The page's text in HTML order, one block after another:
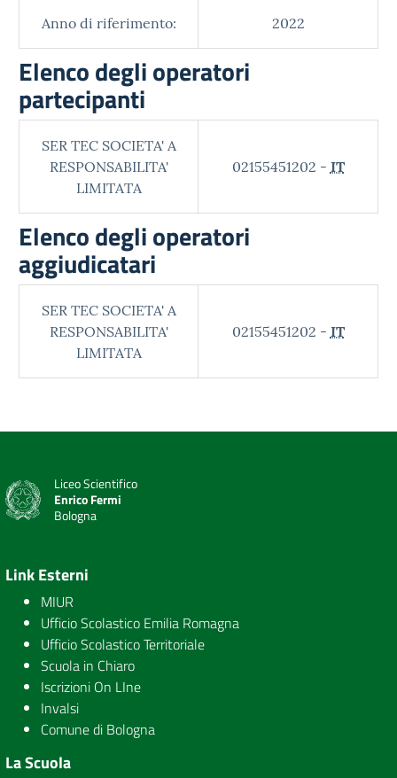
Anno di riferimento: 2022
Elenco degli operatori
partecipanti
SER TEC SOCIETA' A
RESPONSABILITA'
LIMITATA
02155451202 - IT
Elenco degli operatori
aggiudicatari
SER TEC SOCIETA' A
RESPONSABILITA'
LIMITATA
02155451202 - IT
Liceo Scientifico
Enrico Fermi
Bologna
Link Esterni
MIUR
Ufficio Scolastico Emilia Romagna
Ufficio Scolastico Territoriale
Scuola in Chiaro
Iscrizioni On LIne
Invalsi
Comune di Bologna
La Scuola